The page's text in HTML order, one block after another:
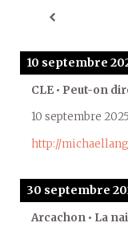
10 septembre
CLE • Peut-on
10 septembre 2025
http://
30 septembre
Arcachon • La